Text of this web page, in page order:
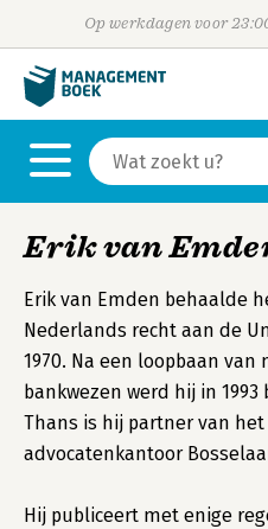
Op werkdagen voor
Erik van
Erik van Emden behaalde
Nederlands recht aan de
1970. Na een loopbaan
bankwezen werd hij in
Thans is hij partner van
advocatenkantoor
Hij publiceert met enige